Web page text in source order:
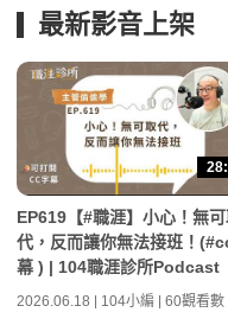
最新影音上架
EP619【#職涯】小心！無
代，反而讓你無法接班！
幕 ) | 104職涯診所Podcast
2026.06.18 | 104小編 | 60觀看數